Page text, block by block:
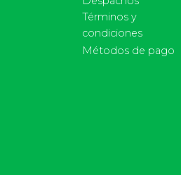
Términos y
condiciones
Métodos de pago